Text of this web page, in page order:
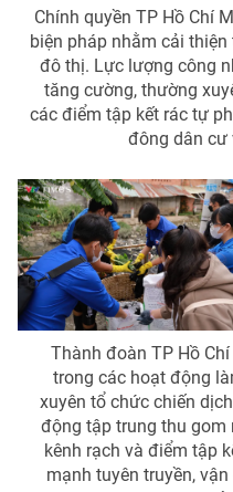
Chính quyền TP Hồ Chí
biện pháp nhằm cải
đô thị. Lực lượng công
tăng cường, thường
các điểm tập kết rác tự
đông dân cư
Thành đoàn TP Hồ
trong các hoạt động
xuyên tổ chức chiến
động tập trung thu gom
kênh rạch và điểm tập
mạnh tuyên truyền,